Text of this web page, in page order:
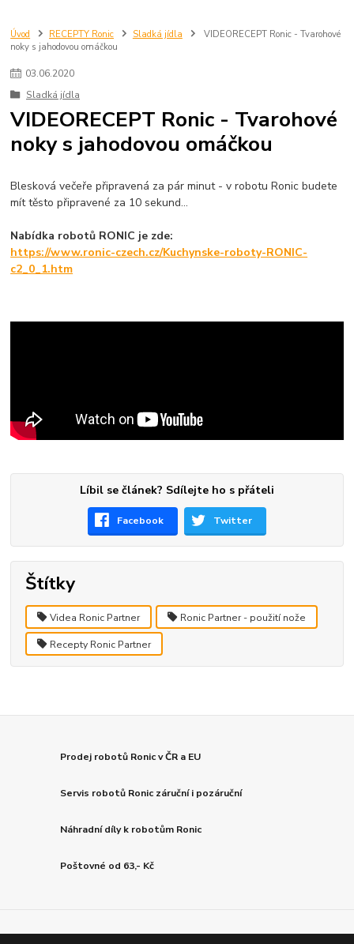
Úvod RECEPTY Ronic Sladká jídla
VIDEORECEPT Ronic - Tvarohové
noky s jahodovou omáčkou
03.06.2020
Sladká jídla
VIDEORECEPT Ronic - Tvarohové
noky s jahodovou omáčkou
Blesková večeře připravená za pár minut - v robotu Ronic budete
mít těsto připravené za 10 sekund...
Nabídka robotů RONIC je zde:
https://www.ronic-czech.cz/Kuchynske-roboty-RONIC-
c2_0_1.htm
Líbil se článek? Sdílejte ho s přáteli
Facebook Twitter
Štítky
Videa Ronic Partner Ronic Partner - použití nože
Recepty Ronic Partner
Prodej robotů Ronic v ČR a EU
Servis robotů Ronic záruční i pozáruční
Náhradní díly k robotům Ronic
Poštovné od 63,- Kč